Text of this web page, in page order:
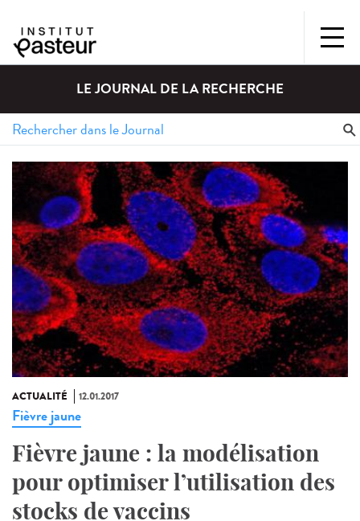
LE JOURNAL DE LA RECHERCHE
ACTUALITÉ 12.01.2017
Fièvre jaune
Fièvre jaune : la modélisation
pour optimiser l’utilisation des
stocks de vaccins